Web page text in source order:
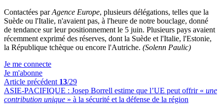
Contactées parAgence Europe, plusieurs délégations, telles que la
Suède ou l'Italie, n'avaient pas, à l'heure de notre bouclage, donné
de tendance sur leur positionnement le 5 juin. Plusieurs pays avaient
récemment exprimé des réserves, dont la Suède et l'Italie, l'Estonie,
la République tchèque ou encore l'Autriche. (Solenn Paulic)
Je me connecte
Je m'abonne
Article précédent 13/29
ASIE-PACIFIQUE : Josep Borrell estime que l’UE peut offrir « une
contribution unique » à la sécurité et la défense de la région